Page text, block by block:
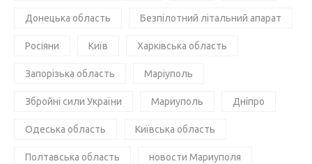
Донецька область Безпілотний літальний апарат
Росіяни Київ Харківська область
Запорізька область Маріуполь
Збройні сили України Мариуполь Дніпро
Одеська область Київська область
Полтавська область новости Мариуполя